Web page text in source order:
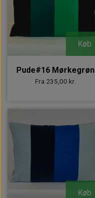
Køb
Pude#16 Mørkegrøn
Fra 235,00 kr.
Køb